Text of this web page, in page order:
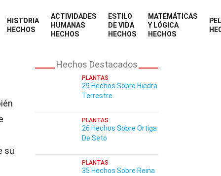
HISTORIA
HECHOS
ACTIVIDADES
HUMANAS
HECHOS
ESTILO
DE VIDA
HECHOS
MATEMÁTICAS
Y LÓGICA
HECHOS
su
Hechos Destacados
PLANTAS
29 Hechos Sobre Hiedra
Terrestre
PLANTAS
26 Hechos Sobre Ortiga
De Seto
PLANTAS
35 Hechos Sobre Reina